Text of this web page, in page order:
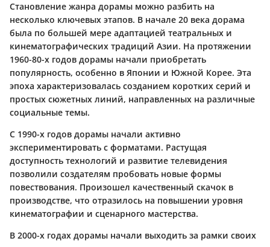
Становление жанра дорамы можно разбить на
несколько ключевых этапов. В начале 20 века дорама
была по большей мере адаптацией театральных и
кинематографических традиций Азии. На протяжении
1960-80-х годов дорамы начали приобретать
популярность, особенно в Японии и Южной Корее. Эта
эпоха характеризовалась созданием коротких серий и
простых сюжетных линий, направленных на различные
социальные темы.
С 1990-х годов дорамы начали активно
экспериментировать с форматами. Растущая
доступность технологий и развитие телевидения
позволили создателям пробовать новые формы
повествования. Произошел качественный скачок в
производстве, что отразилось на повышении уровня
кинематографии и сценарного мастерства.
В 2000-х годах дорамы начали выходить за рамки своих